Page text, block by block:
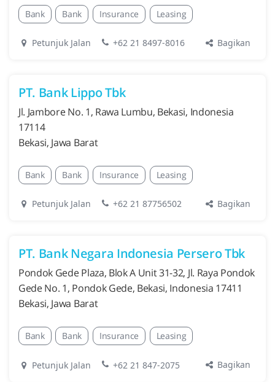
Bank Bank Insurance Leasing
Petunjuk Jalan +62 21 8497-8016 Bagikan
PT. Bank Lippo Tbk
Jl. Jambore No. 1, Rawa Lumbu, Bekasi, Indonesia
17114
Bekasi, Jawa Barat
Bank Bank Insurance Leasing
Petunjuk Jalan +62 21 87756502 Bagikan
PT. Bank Negara Indonesia Persero Tbk
Pondok Gede Plaza, Blok A Unit 31-32, Jl. Raya Pondok
Gede No. 1, Pondok Gede, Bekasi, Indonesia 17411
Bekasi, Jawa Barat
Bank Bank Insurance Leasing
Petunjuk Jalan +62 21 847-2075 Bagikan